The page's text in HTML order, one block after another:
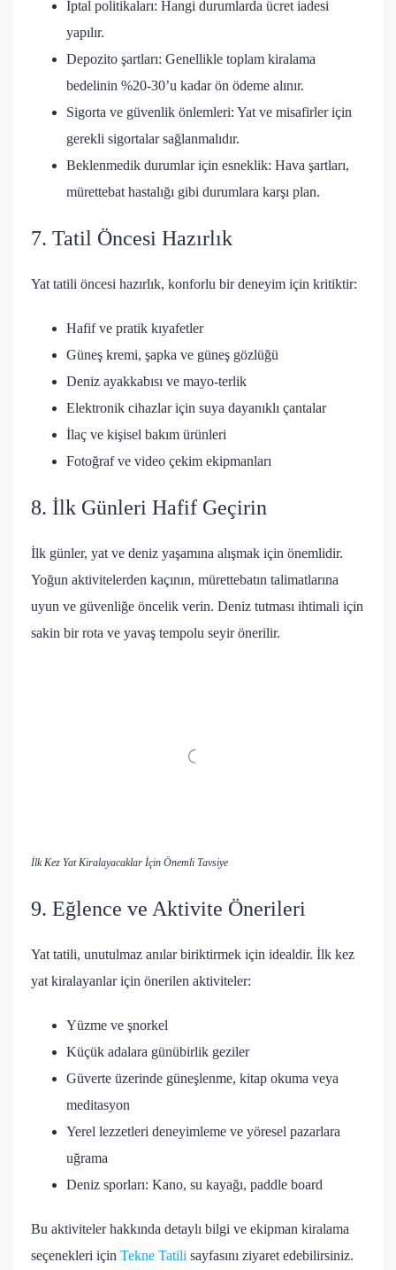
İptal politikaları: Hangi durumlarda ücret iadesi
yapılır.
Depozito şartları: Genellikle toplam kiralama
bedelinin %20-30’u kadar ön ödeme alınır.
Sigorta ve güvenlik önlemleri: Yat ve misafirler için
gerekli sigortalar sağlanmalıdır.
Beklenmedik durumlar için esneklik: Hava şartları,
mürettebat hastalığı gibi durumlara karşı plan.
7. Tatil Öncesi Hazırlık
Yat tatili öncesi hazırlık, konforlu bir deneyim için kritiktir:
Hafif ve pratik kıyafetler
Güneş kremi, şapka ve güneş gözlüğü
Deniz ayakkabısı ve mayo-terlik
Elektronik cihazlar için suya dayanıklı çantalar
İlaç ve kişisel bakım ürünleri
Fotoğraf ve video çekim ekipmanları
8. İlk Günleri Hafif Geçirin
İlk günler, yat ve deniz yaşamına alışmak için önemlidir.
Yoğun aktivitelerden kaçının, mürettebatın talimatlarına
uyun ve güvenliğe öncelik verin. Deniz tutması ihtimali için
sakin bir rota ve yavaş tempolu seyir önerilir.
İlk Kez Yat Kiralayacaklar İçin Önemli Tavsiye
9. Eğlence ve Aktivite Önerileri
Yat tatili, unutulmaz anılar biriktirmek için idealdir. İlk kez
yat kiralayanlar için önerilen aktiviteler:
Yüzme ve şnorkel
Küçük adalara günübirlik geziler
Güverte üzerinde güneşlenme, kitap okuma veya
meditasyon
Yerel lezzetleri deneyimleme ve yöresel pazarlara
uğrama
Deniz sporları: Kano, su kayağı, paddle board
Bu aktiviteler hakkında detaylı bilgi ve ekipman kiralama
seçenekleri için Tekne Tatili sayfasını ziyaret edebilirsiniz.